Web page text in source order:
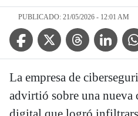
PUBLICADO: 21/05/2026 - 12:01 AM
Facebook IconTwitter IconThreads Icon
Linkedin
La empresa de
advirtió sobre una nueva